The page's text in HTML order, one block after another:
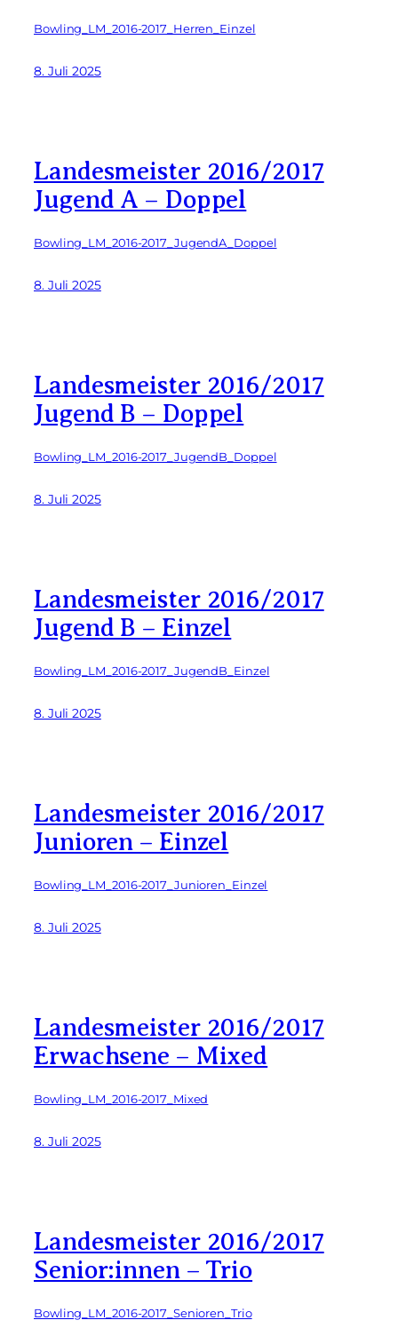
Bowling_LM_2016-2017_Herren_Einzel
8. Juli 2025
Landesmeister 2016/2017
Jugend A – Doppel
Bowling_LM_2016-2017_JugendA_Doppel
8. Juli 2025
Landesmeister 2016/2017
Jugend B – Doppel
Bowling_LM_2016-2017_JugendB_Doppel
8. Juli 2025
Landesmeister 2016/2017
Jugend B – Einzel
Bowling_LM_2016-2017_JugendB_Einzel
8. Juli 2025
Landesmeister 2016/2017
Junioren – Einzel
Bowling_LM_2016-2017_Junioren_Einzel
8. Juli 2025
Landesmeister 2016/2017
Erwachsene – Mixed
Bowling_LM_2016-2017_Mixed
8. Juli 2025
Landesmeister 2016/2017
Senior:innen – Trio
Bowling_LM_2016-2017_Senioren_Trio